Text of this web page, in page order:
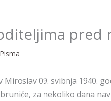
pred
Pisma
Miroslav 09. svibnja 1940.
za nekoliko dana